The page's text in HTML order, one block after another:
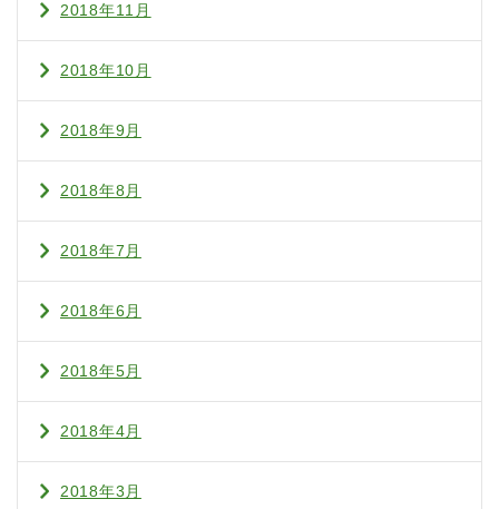
2018年11月
2018年10月
2018年9月
2018年8月
2018年7月
2018年6月
2018年5月
2018年4月
2018年3月